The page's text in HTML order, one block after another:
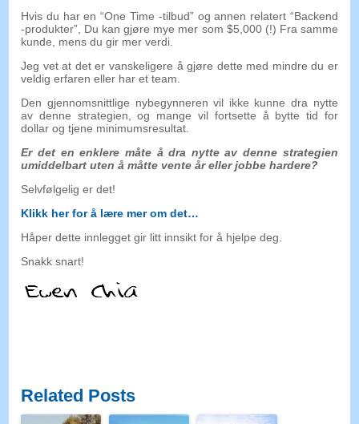
Hvis du har en “One Time -tilbud” og annen relatert “Backend
-produkter”, Du kan gjøre mye mer som $5,000 (!) Fra samme
kunde, mens du gir mer verdi.
Jeg vet at det er vanskeligere å gjøre dette med mindre du er
veldig erfaren eller har et team.
Den gjennomsnittlige nybegynneren vil ikke kunne dra nytte
av denne strategien, og mange vil fortsette å bytte tid for
dollar og tjene minimumsresultat.
Er det en enklere måte å dra nytte av denne strategien
umiddelbart uten å måtte vente år eller jobbe hardere?
Selvfølgelig er det!
Klikk her for å lære mer om det…
Håper dette innlegget gir litt innsikt for å hjelpe deg.
Snakk snart!
Related Posts